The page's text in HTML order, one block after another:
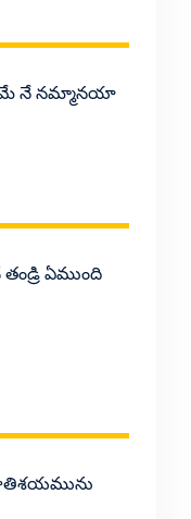
నే నమ్మానయా
తండ్రి ఏముంది